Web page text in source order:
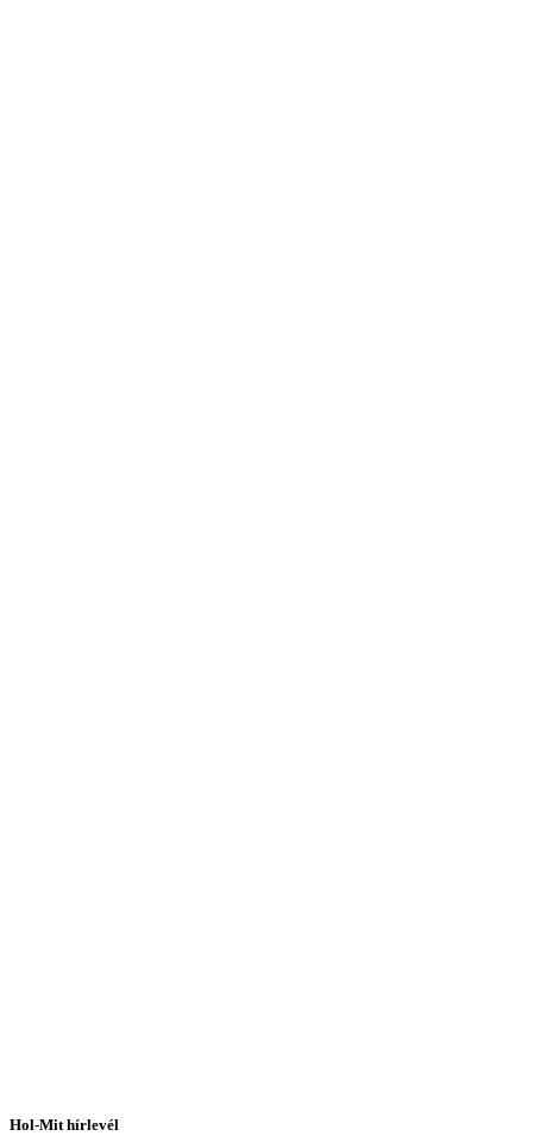
Hol-Mit hírlevél